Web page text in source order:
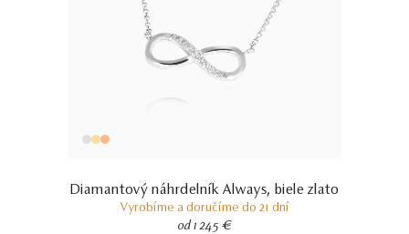
1.57 g
Diamantový náhrdelník Always, biele zlato
Vyrobíme a doručíme do 21 dní
od 1 245 €